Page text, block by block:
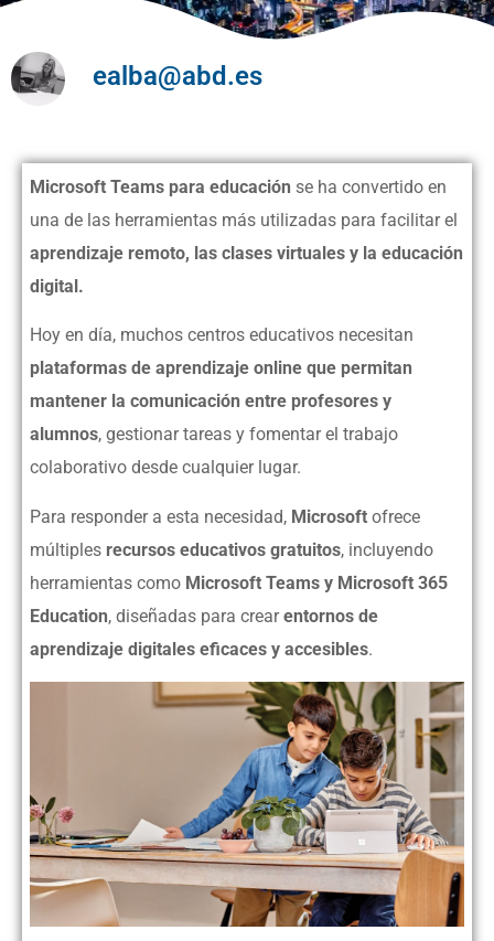
ealba@abd.es
Microsoft Teams para educación se ha convertido en
una de las herramientas más utilizadas para facilitar el
aprendizaje remoto, las clases virtuales y la educación
digital.
Hoy en día, muchos centros educativos necesitan
plataformas de aprendizaje online que permitan
mantener la comunicación entre profesores y
alumnos, gestionar tareas y fomentar el trabajo
colaborativo desde cualquier lugar.
Para responder a esta necesidad, Microsoft ofrece
múltiples recursos educativos gratuitos, incluyendo
herramientas como Microsoft Teams y Microsoft 365
Education, diseñadas para crearentornos de
aprendizaje digitales eficaces y accesibles.